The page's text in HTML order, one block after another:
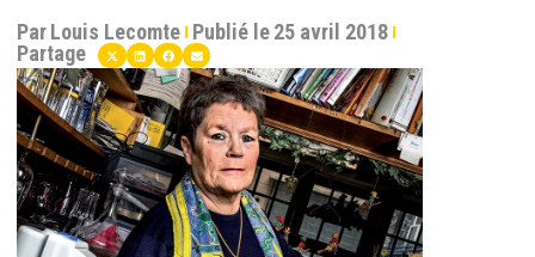
ParLouis Lecomte Publié le25 avril 2018
Partage